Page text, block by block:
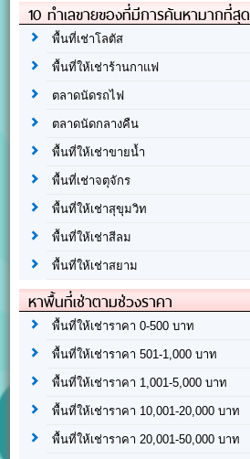
10 ทำเลขายของที่มีการค้นหามากที่สุด
พื้นที่เช่าโลตัส
พื้นที่ให้เช่าร้านกาแฟ
ตลาดนัดรถไฟ
ตลาดนัดกลางคืน
พื้นที่ให้เช่าขายน้ำ
พื้นที่เช่าจตุจักร
พื้นที่ให้เช่าสุขุมวิท
พื้นที่ให้เช่าสีลม
พื้นที่ให้เช่าสยาม
หาพื้นที่เช่าตามช่วงราคา
พื้นที่ให้เช่าราคา 0-500 บาท
พื้นที่ให้เช่าราคา 501-1,000 บาท
พื้นที่ให้เช่าราคา 1,001-5,000 บาท
พื้นที่ให้เช่าราคา 10,001-20,000 บาท
พื้นที่ให้เช่าราคา 20,001-50,000 บาท